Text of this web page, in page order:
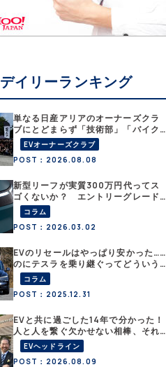
デイリーランキング
単なる日産アリアのオーナーズクラ
ブにとどまらず「技術部」「バイク
部」「釣り部」など多彩な趣味人集
合体がAOCJ【 NISSAN ARIYA
Owner’s CLUB JAPAN 】
EVオーナーズクラブ
POST：2026.08.08
新型リーフが実質300万円代ってス
ゴくないか？ エントリーグレード
「B5」の中身を詳細チェックした
コラム
POST：2026.03.02
EVのリセールはやっぱり安かった……
のにテスラを乗り継ぐってどういう
こと？ 【テスラ沼にはまった大学
教授のEV生活・その１】
コラム
POST：2025.12.31
EVと共に過ごした14年で分かった！
人と人を繋ぐ欠かせない相棒、それ
がEV!!【EV総合研究所のリアルEVラ
イフ：その1 】
EVヘッドライン
POST：2026.08.09